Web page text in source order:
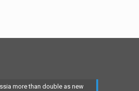
more than double as new